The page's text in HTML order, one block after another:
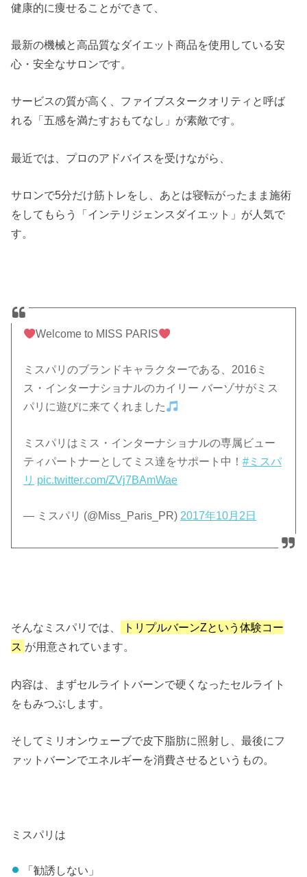
健康的に痩せることができて、
最新の機械と高品質なダイエット商品を使用している安
心・安全なサロンです。
サービスの質が高く、ファイブスタークオリティと呼ば
れる「五感を満たすおもてなし」が素敵です。
最近では、プロのアドバイスを受けながら、
サロンで5分だけ筋トレをし、あとは寝転がったまま施術
をしてもらう「インテリジェンスダイエット」が人気で
す。
Welcome to MISS PARIS
ミスパリのブランドキャラクターである、2016ミ
ス・インターナショナルのカイリー バーゾサがミス
パリに遊びに来てくれました
ミスパリはミス・インターナショナルの専属ビュー
ティパートナーとしてミス達をサポート中！#ミスパ
リ pic.twitter.com/ZVj7BAmWae
— ミスパリ (@Miss_Paris_PR) 2017年10月2日
そんなミスパリでは、
トリプルバーンZという体験コー
ス が用意されています。
内容は、まずセルライトバーンで硬くなったセルライト
をもみつぶします。
そしてミリオンウェーブで皮下脂肪に照射し、最後にフ
ァットバーンでエネルギーを消費させるというもの。
ミスパリは
「勧誘しない」